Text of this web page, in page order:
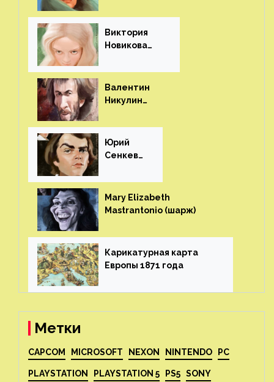
Виктория
Новикова
Валентин
Никулин
Юрий
Сенкеви
Mary Elizabeth
Mastrantonio (шарж)⁠⁠
Карикатурная карта
Европы 1871 года⁠⁠
Метки
CAPCOM MICROSOFT NEXON NINTENDO PC
PLAYSTATION PLAYSTATION 5 PS5 SONY